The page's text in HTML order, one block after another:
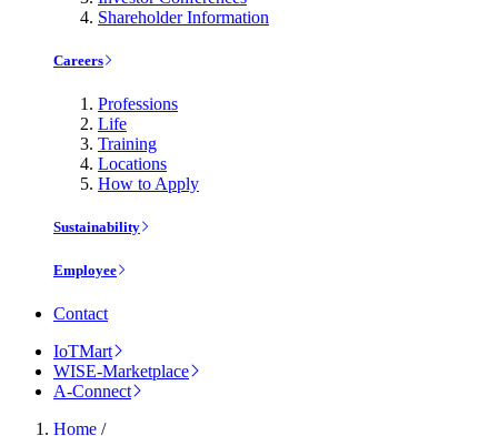
Shareholder Information
Careers
Professions
Life
Training
Locations
How to Apply
Sustainability
Employee
Contact
IoTMart
WISE-Marketplace
A-Connect
Home /